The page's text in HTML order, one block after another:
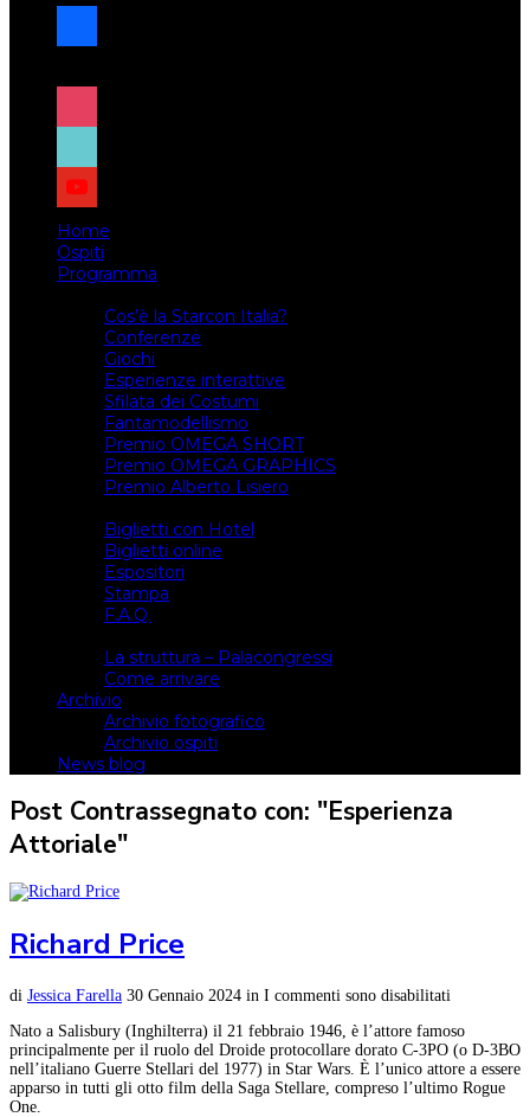
facebook
x
instagram
tiktok
youtube
Home
Ospiti
Programma
Cos’è la Starcon Italia?
Conferenze
Giochi
Esperienze interattive
Sfilata dei Costumi
Fantamodellismo
Premio OMEGA SHORT
Premio OMEGA GRAPHICS
Premio Alberto Lisiero
Biglietti con Hotel
Biglietti online
Espositori
Stampa
F.A.Q.
La struttura – Palacongressi
Come arrivare
Archivio
Archivio fotografico
Archivio ospiti
News blog
Post Contrassegnato con: "Esperienza
Attoriale"
Richard Price
di Jessica Farella 30 Gennaio 2024 in I commenti sono disabilitati
Nato a Salisbury (Inghilterra) il 21 febbraio 1946, è l’attore famoso
principalmente per il ruolo del Droide protocollare dorato C-3PO (o D-3BO
nell’italiano Guerre Stellari del 1977) in Star Wars. È l’unico attore a essere
apparso in tutti gli otto film della Saga Stellare, compreso l’ultimo Rogue
One.